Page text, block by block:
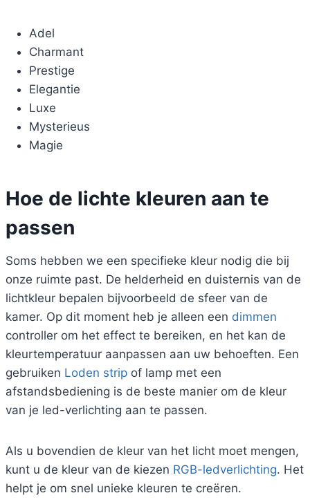
Adel
Charmant
Prestige
Elegantie
Luxe
Mysterieus
Magie
Hoe de lichte kleuren aan te
passen
Soms hebben we een specifieke kleur nodig die bij
onze ruimte past. De helderheid en duisternis van de
lichtkleur bepalen bijvoorbeeld de sfeer van de
kamer. Op dit moment heb je alleen een dimmen
controller om het effect te bereiken, en het kan de
kleurtemperatuur aanpassen aan uw behoeften. Een
gebruiken Loden strip of lamp met een
afstandsbediening is de beste manier om de kleur
van je led-verlichting aan te passen.
Als u bovendien de kleur van het licht moet mengen,
kunt u de kleur van de kiezen RGB-ledverlichting. Het
helpt je om snel unieke kleuren te creëren.